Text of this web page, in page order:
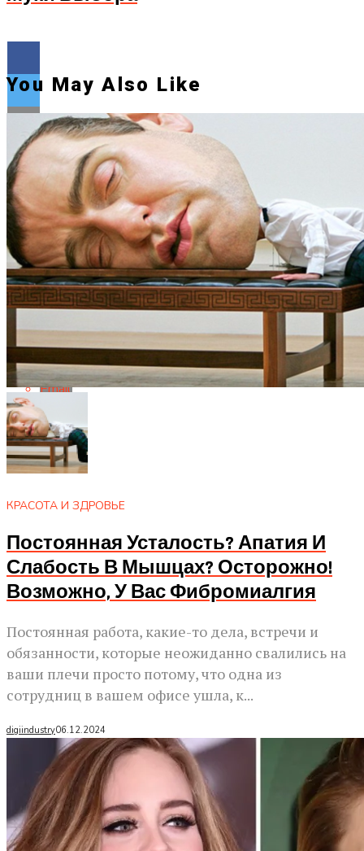
Flipboard
Reddit
Pinterest
Whatsapp
Whatsapp
Email
You May Also Like
КРАСОТА И ЗДРОВЬЕ
Постоянная Усталость? Апатия И
Слабость В Мышцах? Осторожно!
Возможно, У Вас Фибромиалгия
Постоянная работа, какие-то дела, встречи и
обязанности, которые неожиданно свалились на
ваши плечи просто потому, что одна из
сотрудниц в вашем офисе ушла, к...
digiindustry06.12.2024